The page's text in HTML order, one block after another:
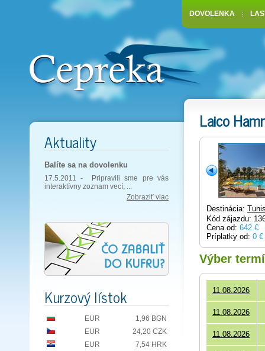
Laico
Destinácia:
Kód zájazdu:
Cena od: 642 €
Príplatky od: 0 €
Výber
11.08.2026
11.08.2026
11.08.2026
Aktuality
Balíte sa na dovolenku
17.5.2011 - Pripravili sme pre vás
interaktívny zoznam vecí, ...
Zobraziť viac
Kurzový lístok
EUR
1,96 BGN
EUR
24,20 CZK
EUR
7,54 HRK
DOVOLENKA